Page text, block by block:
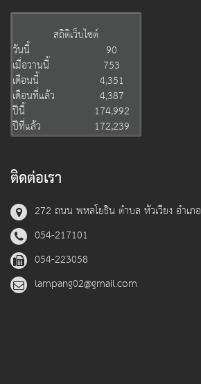
สถิติเว็บไซต์
วันนี้
90
เมื่อวานนี้
753
เดือนนี้
4,351
เดือนที่แล้ว
4,387
ปีนี้
174,992
ปีที่แล้ว
172,239
ติดต่อเรา
272 ถนน พหลโยธิน ตำบล หัวเวียง อำเภ
054-217101
054-223058
lampang02@gmail.com